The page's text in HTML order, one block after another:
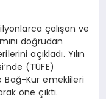
çalışan ve
doğrudan
açıkladı. Yılın
(TÜFE)
Bağ-Kur emeklileri
öne çıktı.